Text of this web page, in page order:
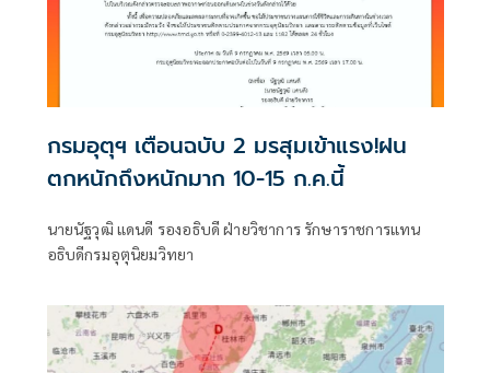
กรมอุตุฯ เตือนฉบับ 2 มรสุมเข้าแรง!ฝน
ตกหนักถึงหนักมาก 10-15 ก.ค.นี้
นายนัฐวุฒิ แดนดี รองอธิบดี ฝ่ายวิชาการ รักษาราชการแทน
อธิบดีกรมอุตุนิยมวิทยา